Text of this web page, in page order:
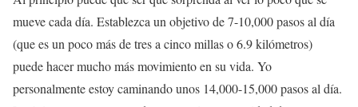
mueve cada día. Establezca un objetivo de 7-10,000 pasos al día
(que es un poco más de tres a cinco millas o 6.9 kilómetros)
puede hacer mucho más movimiento en su vida. Yo
personalmente estoy caminando unos 14,000-15,000 pasos al día.